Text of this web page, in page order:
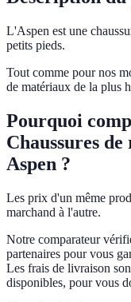
L'Aspen est une
petits pieds.
Tout comme pour nos
de matériaux de la plus
Pourquoi
Chaussures
Aspen ?
Les prix d'un même
marchand à l'autre.
Notre comparateur
partenaires pour vous
Les frais de livraison
disponibles, pour vous